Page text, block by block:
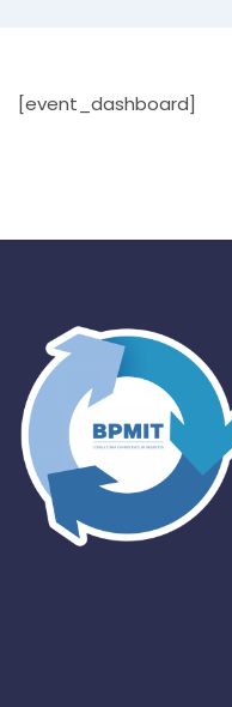
[event_dashboard]